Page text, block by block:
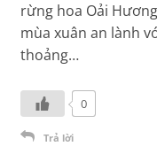
rừng hoa Oải
mùa xuân an lành
thoảng…
0
Trả lời